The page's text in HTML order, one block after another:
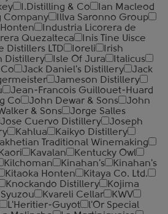
I.Distilling & Co
Ian Macleod
Company
Illva Saronno Group
Honten
Industria Licorera de
Quezalteca
Inis Tine Uisce
Distillers LTD Ioreli
Irish
Distillery Isle Of Jura
Italicus
Jack Daniel's Distillery
Jack
Jameson Distillery
Jean-Francois Guillouet-Huard
Co
John Dewar & Sons
John
& Sons
Jorge Salles
Jose Cuervo Distillery
Joseph
Kahlua
Kaikyo Distillery
Traditional Winemaking
Kaori Kavalan
Kentucky Owl
Kilchoman Kinahan's
Kinahan's
Kitaoka Honten
Kitaya Co. Ltd.
Knockando Distillery
Kojima
Kvareli Cellar
KWV
L'Heritier-Guyot
l'Or Special